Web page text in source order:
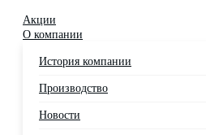
Акции
О компании
История компании
Производство
Новости